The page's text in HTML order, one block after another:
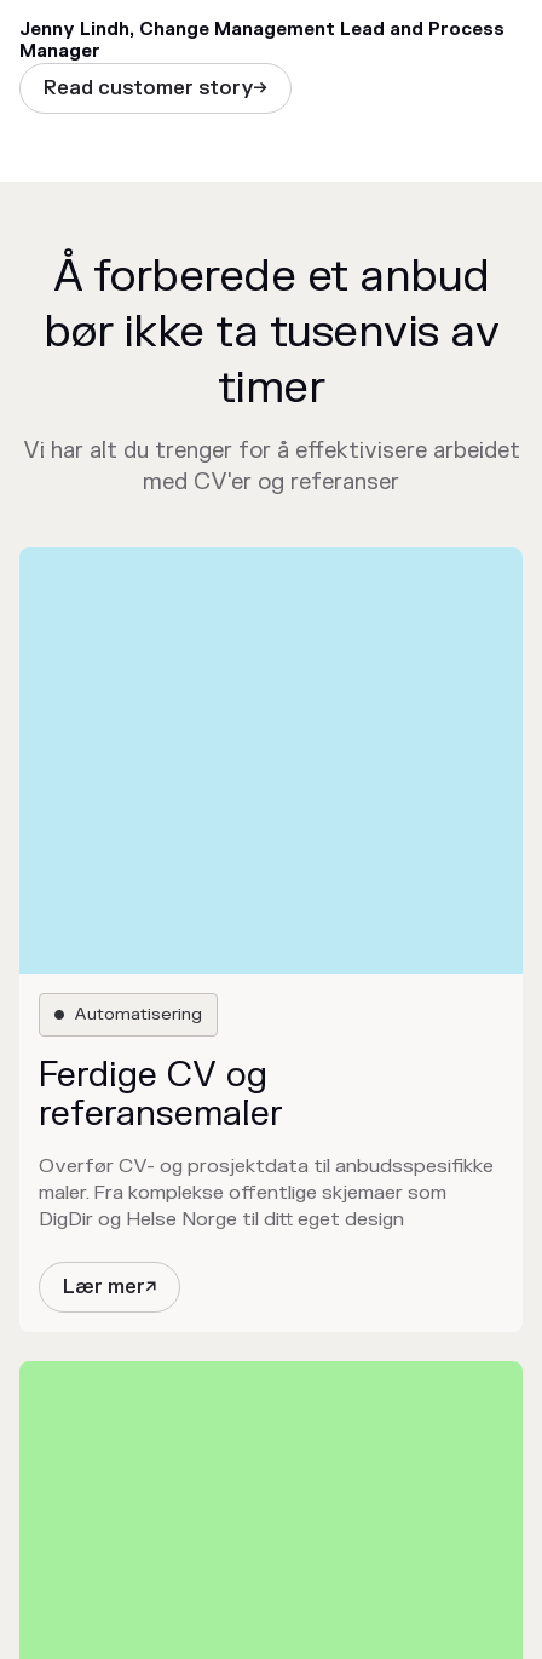
and as we say in TietoEvry, Flowcase connects
people.
Jenny Lindh, Change Management Lead and Process
Manager
Read customer story
Å forberede et anbud
bør ikke ta tusenvis av
timer
Vi har alt du trenger for å effektivisere arbeidet
med CV'er og referanser
 Automatisering
Ferdige CV og
referansemaler
Overfør CV- og prosjektdata til anbudsspesifikke
maler. Fra komplekse offentlige skjemaer som
DigDir og Helse Norge til ditt eget design
Lær mer